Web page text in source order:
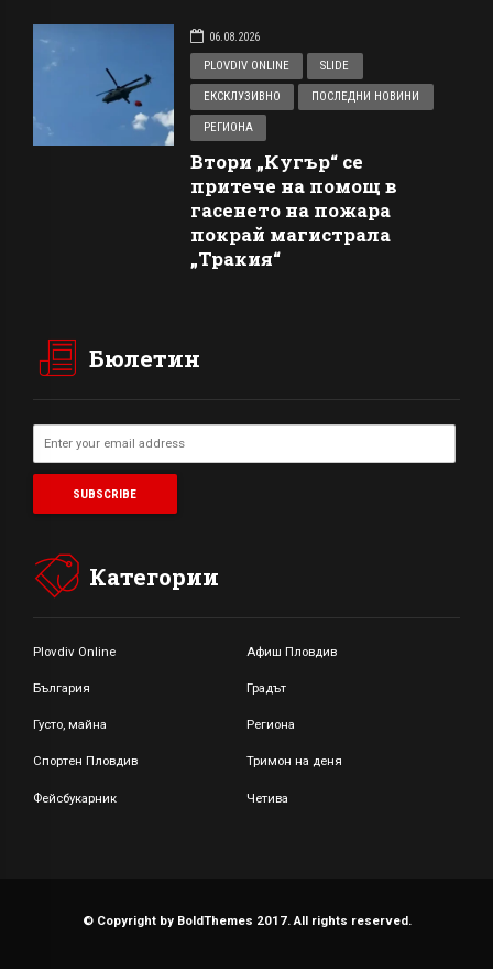
06.08.2026
PLOVDIV ONLINE
SLIDE
ЕКСКЛУЗИВНО ПОСЛЕДНИ НОВИНИ
РЕГИОНА
Втори „Кугър“ се
притече на помощ в
гасенето на пожара
покрай магистрала
„Тракия“
Бюлетин
Категории
Plovdiv Online Афиш Пловдив
България Градът
Густо, майна Региона
Спортен Пловдив Тримон на деня
Фейсбукарник Четива
© Copyright by BoldThemes 2017. All rights reserved.